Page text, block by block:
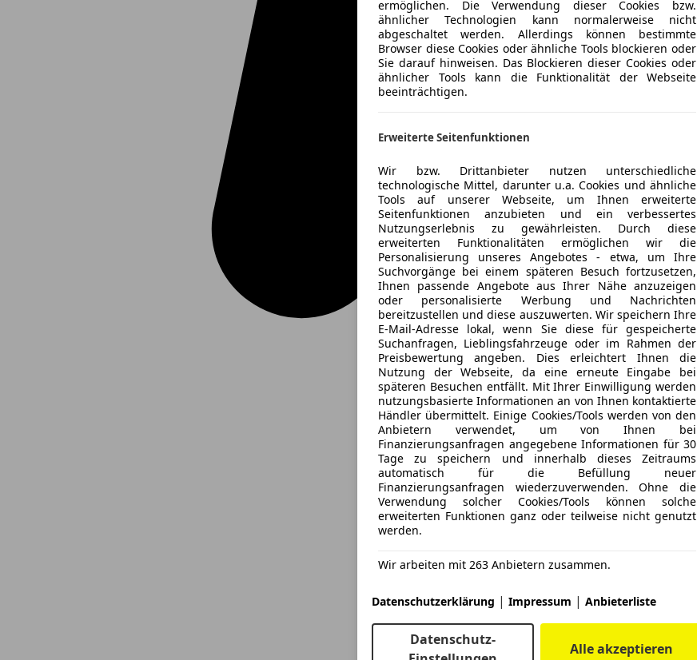
ermöglichen. Die Verwendung dieser Cookies bzw.
ähnlicher Technologien kann normalerweise nicht
abgeschaltet werden. Allerdings können bestimmte
Browser diese Cookies oder ähnliche Tools blockieren oder
Sie darauf hinweisen. Das Blockieren dieser Cookies oder
ähnlicher Tools kann die Funktionalität der Webseite
beeinträchtigen.
Erweiterte Seitenfunktionen
Wir bzw. Drittanbieter nutzen unterschiedliche
technologische Mittel, darunter u.a. Cookies und ähnliche
Tools auf unserer Webseite, um Ihnen erweiterte
Seitenfunktionen anzubieten und ein verbessertes
Nutzungserlebnis zu gewährleisten. Durch diese
erweiterten Funktionalitäten ermöglichen wir die
Personalisierung unseres Angebotes - etwa, um Ihre
Suchvorgänge bei einem späteren Besuch fortzusetzen,
Ihnen passende Angebote aus Ihrer Nähe anzuzeigen
oder personalisierte Werbung und Nachrichten
bereitzustellen und diese auszuwerten. Wir speichern Ihre
E-Mail-Adresse lokal, wenn Sie diese für gespeicherte
Suchanfragen, Lieblingsfahrzeuge oder im Rahmen der
Preisbewertung angeben. Dies erleichtert Ihnen die
Nutzung der Webseite, da eine erneute Eingabe bei
späteren Besuchen entfällt. Mit Ihrer Einwilligung werden
nutzungsbasierte Informationen an von Ihnen kontaktierte
Händler übermittelt. Einige Cookies/Tools werden von den
Anbietern verwendet, um von Ihnen bei
Finanzierungsanfragen angegebene Informationen für 30
Tage zu speichern und innerhalb dieses Zeitraums
automatisch für die Befüllung neuer
Finanzierungsanfragen wiederzuverwenden. Ohne die
Verwendung solcher Cookies/Tools können solche
erweiterten Funktionen ganz oder teilweise nicht genutzt
werden.
Wir arbeiten mit 263 Anbietern zusammen.
Datenschutzerklärung | Impressum | Anbieterliste
Datenschutz-
Alle akzeptieren